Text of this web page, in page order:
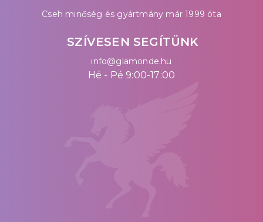
Cseh minőség és gyártmány már 1999 óta
SZÍVESEN SEGÍTÜNK
info@glamonde.hu
Hé - Pé 9:00-17:00